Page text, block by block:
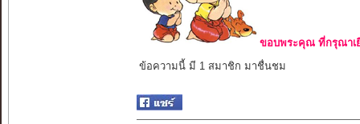
ขอบพระคุณ ที่กรุณาเ
ข้อความนี้ มี 1 สมาชิก มาชื่นชม